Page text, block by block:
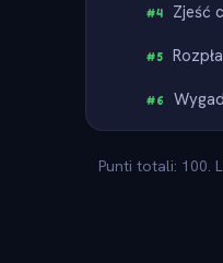
#4 Zjeść
#5
#6
Punti totali: 100.